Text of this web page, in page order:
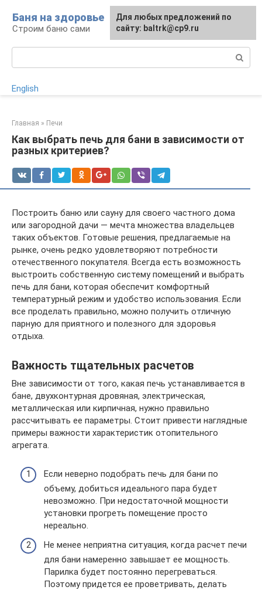
контенту
Баня на здоровье
Строим баню сами
English
Главная » Печи
Как выбрать печь для бани в зависимости от
разных критериев?
Построить баню или сауну для своего частного дома
или загородной дачи — мечта множества владельцев
таких объектов. Готовые решения, предлагаемые на
рынке, очень редко удовлетворяют потребности
отечественного покупателя. Всегда есть возможность
выстроить собственную систему помещений и выбрать
печь для бани, которая обеспечит комфортный
температурный режим и удобство использования. Если
все проделать правильно, можно получить отличную
парную для приятного и полезного для здоровья
отдыха.
Важность тщательных расчетов
Вне зависимости от того, какая печь устанавливается в
бане, двухконтурная дровяная, электрическая,
металлическая или кирпичная, нужно правильно
рассчитывать ее параметры. Стоит привести наглядные
примеры важности характеристик отопительного
агрегата.
Если неверно подобрать печь для бани по
объему, добиться идеального пара будет
невозможно. При недостаточной мощности
установки прогреть помещение просто
нереально.
Не менее неприятна ситуация, когда расчет печи
для бани намеренно завышает ее мощность.
Парилка будет постоянно перегреваться.
Поэтому придется ее проветривать, делать
Для любых предложений по
сайту: baltrk@cp9.ru